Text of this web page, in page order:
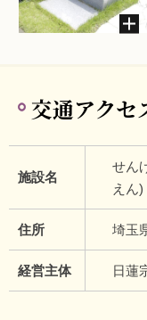
交通アクセ
施設名
せん
えん)
住所 埼玉
経営主体 日蓮